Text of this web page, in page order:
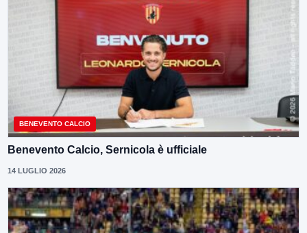
BENEVENTO CALCIO
Benevento Calcio, Sernicola è ufficiale
14 LUGLIO 2026